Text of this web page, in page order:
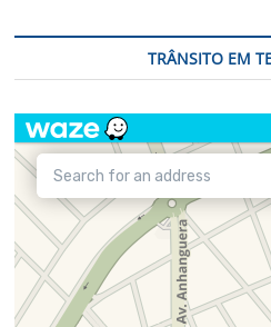
TRÂNSITO EM